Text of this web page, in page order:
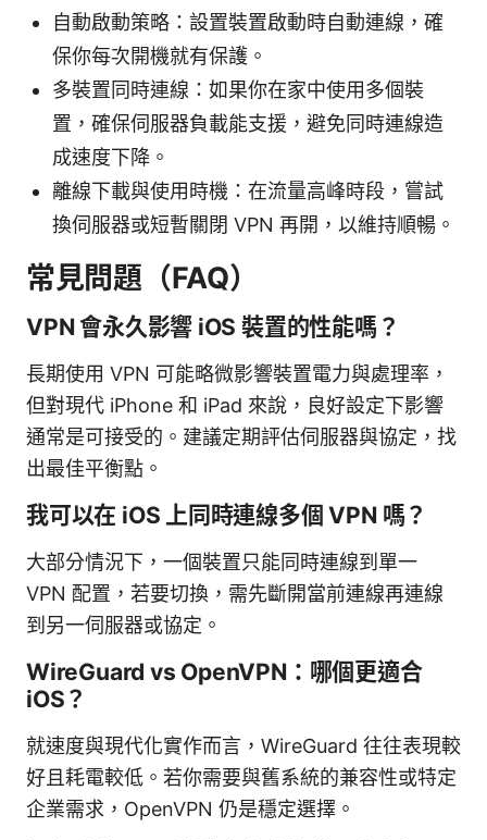
自動啟動策略：設置裝置啟動時自動連線，確
保你每次開機就有保護。
多裝置同時連線：如果你在家中使用多個裝
置，確保伺服器負載能支援，避免同時連線造
成速度下降。
離線下載與使用時機：在流量高峰時段，嘗試
換伺服器或短暫關閉 VPN 再開，以維持順暢。
常見問題（FAQ）
VPN 會永久影響 iOS 裝置的性能嗎？
長期使用 VPN 可能略微影響裝置電力與處理率，
但對現代 iPhone 和 iPad 來說，良好設定下影響
通常是可接受的。建議定期評估伺服器與協定，找
出最佳平衡點。
我可以在 iOS 上同時連線多個 VPN 嗎？
大部分情況下，一個裝置只能同時連線到單一
VPN 配置，若要切換，需先斷開當前連線再連線
到另一伺服器或協定。
WireGuard vs OpenVPN：哪個更適合
iOS？
就速度與現代化實作而言，WireGuard 往往表現較
好且耗電較低。若你需要與舊系統的兼容性或特定
企業需求，OpenVPN 仍是穩定選擇。